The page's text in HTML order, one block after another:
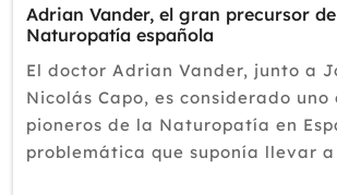
Adrian Vander, el gran precursor
Naturopatía española
El doctor Adrian Vander, junto a
Nicolás Capo, es considerado uno
pioneros de la Naturopatía en
problemática que suponía llevar